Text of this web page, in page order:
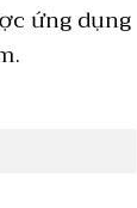
ứng dụng